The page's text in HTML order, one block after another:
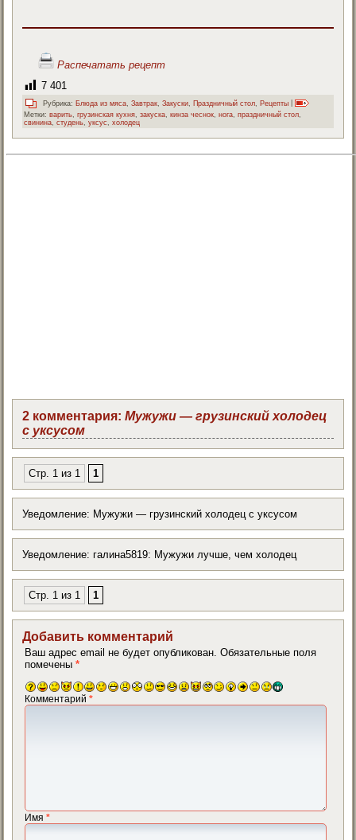
Распечатать рецепт
7 401
Рубрика: Блюда из мяса ,Завтрак ,Закуски Праздничный стол Рецепты
Метки: варить,грузинская кухня,закуска,кинза чеснок,нога,праздничный стол,
свинина,студень,уксус,холодец
2 комментария:Мужужи — грузинский холодец
с уксусом
Стр. 1 из 1 1
Уведомление: Мужужи — грузинский холодец с уксусом
Уведомление: галина5819: Мужужи лучше, чем холодец
Стр. 1 из 1 1
Добавить комментарий
Ваш адрес email не будет опубликован. Обязательные поля
помечены*
Комментарий*
Имя*